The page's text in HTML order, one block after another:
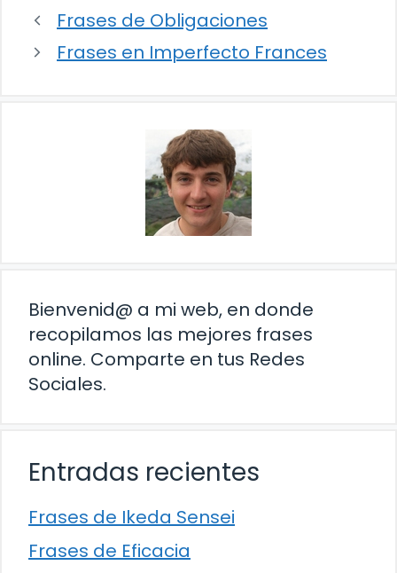
Frases de Obligaciones
Frases en Imperfecto Frances
Bienvenid@ a mi web, en donde
recopilamos las mejores frases
online. Comparte en tus Redes
Sociales.
Entradas recientes
Frases de Ikeda Sensei
Frases de Eficacia